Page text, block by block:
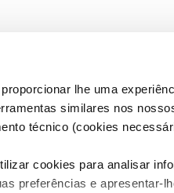
lhe uma
similares nos
técnico (cookies
cookies para analisar
preferências e apresentar-